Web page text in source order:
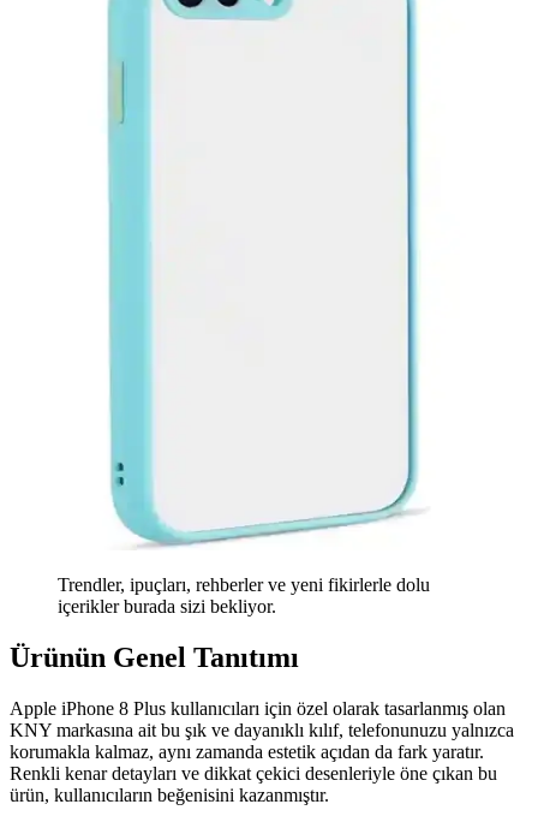
Trendler, ipuçları, rehberler ve yeni fikirlerle dolu
içerikler burada sizi bekliyor.
Ürünün Genel Tanıtımı
Apple iPhone 8 Plus kullanıcıları için özel olarak tasarlanmış olan
KNY markasına ait bu şık ve dayanıklı kılıf, telefonunuzu yalnızca
korumakla kalmaz, aynı zamanda estetik açıdan da fark yaratır.
Renkli kenar detayları ve dikkat çekici desenleriyle öne çıkan bu
ürün, kullanıcıların beğenisini kazanmıştır.